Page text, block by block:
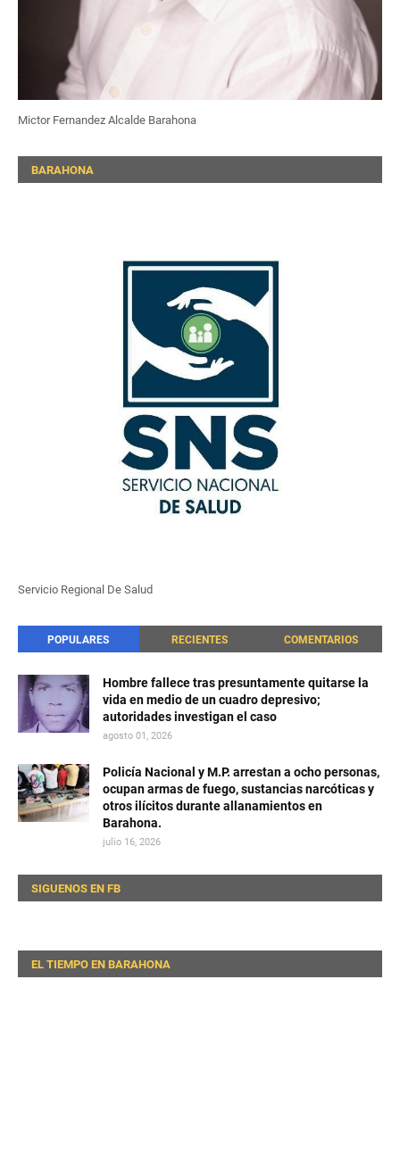
Mictor Fernandez Alcalde Barahona
BARAHONA
Servicio Regional De Salud
POPULARES RECIENTES COMENTARIOS
Hombre fallece tras presuntamente quitarse la
vida en medio de un cuadro depresivo;
autoridades investigan el caso
agosto 01, 2026
Policía Nacional y M.P. arrestan a ocho personas,
ocupan armas de fuego, sustancias narcóticas y
otros ilícitos durante allanamientos en
Barahona.
julio 16, 2026
SIGUENOS EN FB
EL TIEMPO EN BARAHONA